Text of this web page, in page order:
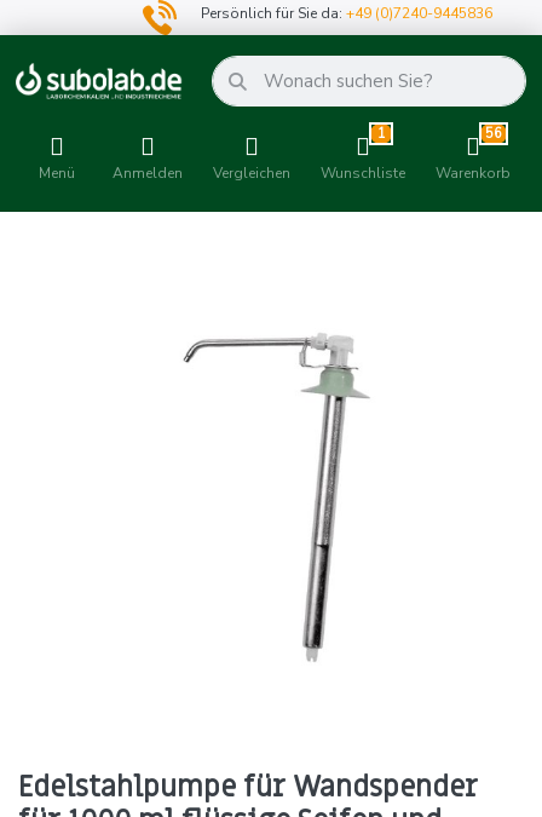
Persönlich für Sie da:+49 (0)7240-9445836
Menü Anmelden Vergleichen
1
Wunschliste
56
Warenkorb
Edelstahlpumpe für Wandspender